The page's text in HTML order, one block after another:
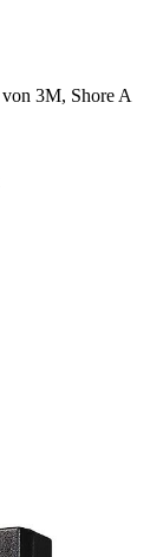
3M, Shore A